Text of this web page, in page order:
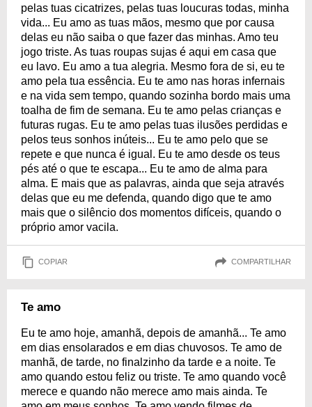
pelas tuas cicatrizes, pelas tuas loucuras todas, minha
vida... Eu amo as tuas mãos, mesmo que por causa
delas eu não saiba o que fazer das minhas. Amo teu
jogo triste. As tuas roupas sujas é aqui em casa que
eu lavo. Eu amo a tua alegria. Mesmo fora de si, eu te
amo pela tua essência. Eu te amo nas horas infernais
e na vida sem tempo, quando sozinha bordo mais uma
toalha de fim de semana. Eu te amo pelas crianças e
futuras rugas. Eu te amo pelas tuas ilusões perdidas e
pelos teus sonhos inúteis... Eu te amo pelo que se
repete e que nunca é igual. Eu te amo desde os teus
pés até o que te escapa... Eu te amo de alma para
alma. E mais que as palavras, ainda que seja através
delas que eu me defenda, quando digo que te amo
mais que o silêncio dos momentos difíceis, quando o
próprio amor vacila.
COPIAR COMPARTILHAR
Te amo
Eu te amo hoje, amanhã, depois de amanhã... Te amo
em dias ensolarados e em dias chuvosos. Te amo de
manhã, de tarde, no finalzinho da tarde e a noite. Te
amo quando estou feliz ou triste. Te amo quando você
merece e quando não merece amo mais ainda. Te